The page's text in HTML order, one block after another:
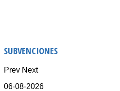
SUBVENCIONES
Prev Next
06-08-2026